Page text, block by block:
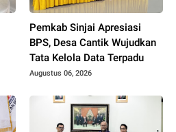
Pemkab Sinjai Apresiasi
BPS, Desa Cantik Wujudkan
Tata Kelola Data Terpadu
Augustus 06, 2026